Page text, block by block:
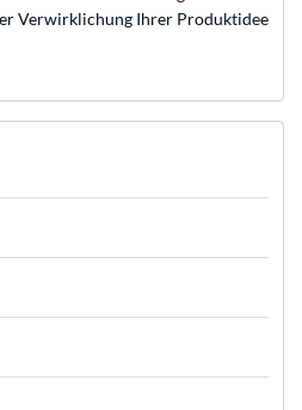
Verwirklichung Ihrer Produktidee